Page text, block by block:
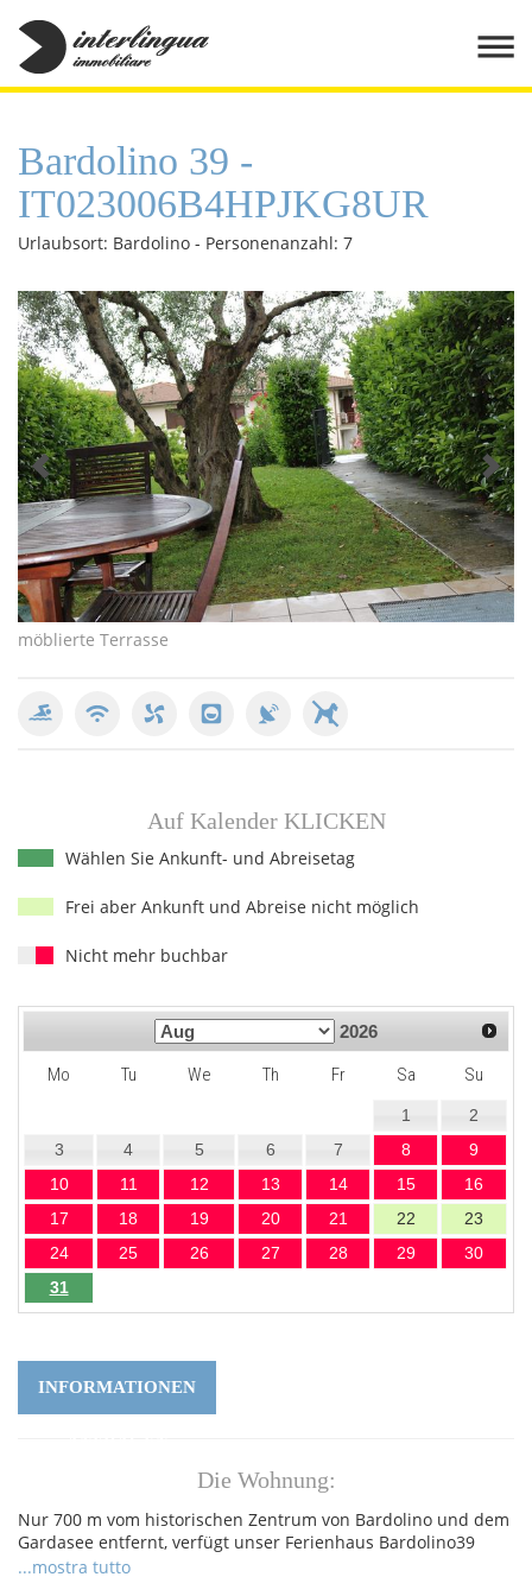
Bardolino 39 -
IT023006B4HPJKG8UR
Urlaubsort: Bardolino - Personenanzahl: 7
möblierte Terrasse
Auf Kalender KLICKEN
Wählen Sie Ankunft- und Abreisetag
Frei aber Ankunft und Abreise nicht möglich
Nicht mehr buchbar
2026
Mo Tu We Th Fr Sa Su
1
2
3
4 5 6 7 8
9
10
11 12 13 14 15
16
17
18 19 20 21 22
23
24
25 26 27 28 29
30
31
INFORMATIONEN
Die Wohnung:
Nur 700 m vom historischen Zentrum von Bardolino und dem
Gardasee entfernt, verfügt unser Ferienhaus Bardolino39
über einen schönen 8 x 18 m großen Pool und eine Garage
...mostra tutto